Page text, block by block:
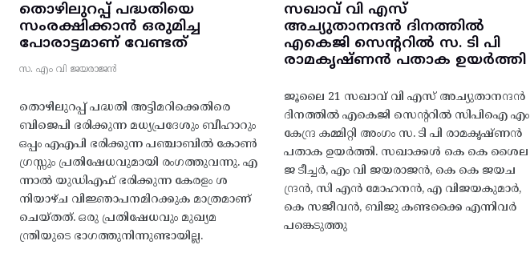
തൊഴിലുറപ്പ് പദ്ധതിയെ
സംരക്ഷിക്കാൻ ഒരുമിച്ച
പോരാട്ടമാണ് വേണ്ടത്
സ. എം വി ജയരാജൻ
തൊഴിലുറപ്പ് പദ്ധതി അട്ടിമറിക്കെതിരെ
ബിജെപി ഭരിക്കുന്ന മധ്യപ്രദേശും ബീഹാറും
ഒപ്പം എഎപി ഭരിക്കുന്ന പഞ്ചാബിൽ കോൺ
ഗ്രസ്സും പ്രതിഷേധവുമായി രംഗത്തുവന്നു. എ
ന്നാൽ യുഡിഎഫ് ഭരിക്കുന്ന കേരളം ശ
നിയാഴ്ച വിജ്ഞാപനമിറക്കുക മാത്രമാണ്
ചെയ്തത്. ഒരു പ്രതിഷേധവും മുഖ്യമ
ന്ത്രിയുടെ ഭാഗത്തുനിന്നുണ്ടായില്ല.
സഖാവ് വി എസ്
അച്യുതാനന്ദൻ ദിനത്തിൽ
എകെജി സെന്ററിൽ സ. ടി പി
രാമകൃഷ്‌ണൻ പതാക ഉയർത്തി
ജൂലൈ 21 സഖാവ് വി എസ് അച്യുതാനന്ദൻ
ദിനത്തിൽ എകെജി സെന്ററിൽ സിപിഐ എം
കേന്ദ്ര കമ്മിറ്റി അംഗം സ. ടി പി രാമകൃഷ്‌ണൻ
പതാക ഉയർത്തി. സഖാക്കൾ കെ കെ ശൈല
ജ ടീച്ചർ, എം വി ജയരാജൻ, കെ കെ ജയച
ന്ദ്രൻ, സി എൻ മോഹനൻ, എ വിജയകുമാർ,
കെ സജീവൻ, ബിജു കണ്ടക്കൈ എന്നിവർ
പങ്കെടുത്തു